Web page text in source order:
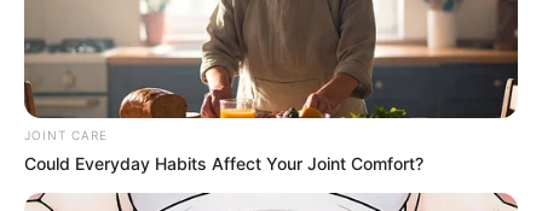
JOINT CARE
Could Everyday Habits Affect Your Joint Comfort?